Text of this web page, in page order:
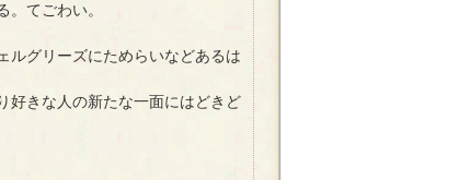
てごわい。
グリーズにためらいなどあるは
好きな人の新たな一面にはどきど